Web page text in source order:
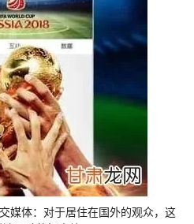
媒体：对于居住在国外的观众，这